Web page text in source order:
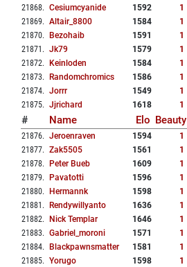
21868. Cesiumcyanide 1592 1
21869. Altair_8800 1584 1
21870. Bezohaib 1591 1
21871 . Jk79 1579 1
21872. Keinloden 1584 1
21873. Randomchromics 1586 1
21874. Jorrr 1549 1
21875. Jjrichard 1618 1
# Name Elo Beauty
21876. Jeroenraven 1594 1
21877. Zak5505 1561 1
21878. Peter Bueb 1609 1
21879. Pavatotti 1596 1
21880. Hermannk 1598 1
21881 . Rendywillyanto 1636 1
21882. Nick Templar 1646 1
21883. Gabriel_moroni 1571 1
21884. Blackpawnsmatter 1581 1
21885. Yorugo 1598 1